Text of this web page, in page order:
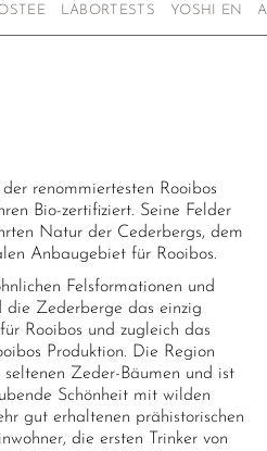
LABORTESTS YOSHI EN
renommiertesten Rooibos
Bio-zertifiziert. Seine Felder
Natur der Cederbergs, dem
Anbaugebiet für Rooibos.
Felsformationen und
die Zederberge das einzig
Rooibos und zugleich das
Produktion. Die Region
Zeder-Bäumen und ist
Schönheit mit wilden
gut erhaltenen prähistorischen
die ersten Trinker von